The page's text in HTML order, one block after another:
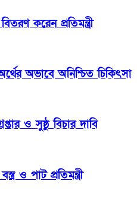
করেন প্রতিমন্ত্রী
অভাবে অনিশ্চিত চিকিৎসা
ও সুষ্ঠু বিচার দাবি
ও পাট প্রতিমন্ত্রী